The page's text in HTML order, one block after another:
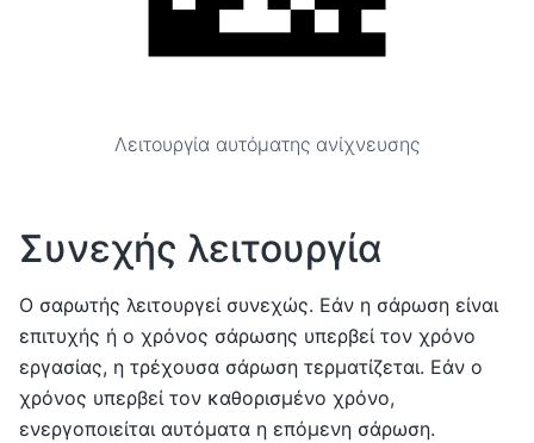
Λειτουργία αυτόματης ανίχνευσης
Συνεχής λειτουργία
Ο σαρωτής λειτουργεί συνεχώς. Εάν η σάρωση είναι
επιτυχής ή ο χρόνος σάρωσης υπερβεί τον χρόνο
εργασίας, η τρέχουσα σάρωση τερματίζεται. Εάν ο
χρόνος υπερβεί τον καθορισμένο χρόνο,
ενεργοποιείται αυτόματα η επόμενη σάρωση.